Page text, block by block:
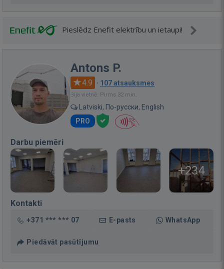
Pieslēdz Enefit elektrību un ietaupi!
Antons P.
4.9 · 107 atsauksmes
Bija vietnē: Pirms 32 min.
Latviski, По-русски, English
PRO
Darbu piemēri
+234
Kontakti
+371 *** *** 07 E-pasts WhatsApp
Piedāvāt pasūtījumu